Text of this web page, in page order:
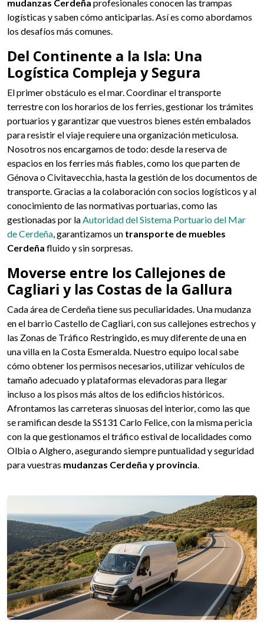
mudanzas Cerdeña profesionales conocen las trampas
logísticas y saben cómo anticiparlas. Así es como abordamos
los desafíos más comunes.
Del Continente a la Isla: Una
Logística Compleja y Segura
El primer obstáculo es el mar. Coordinar el transporte
terrestre con los horarios de los ferries, gestionar los trámites
portuarios y garantizar que vuestros bienes estén embalados
para resistir el viaje requiere una organización meticulosa.
Nosotros nos encargamos de todo: desde la reserva de
espacios en los ferries más fiables, como los que parten de
Génova o Civitavecchia, hasta la gestión de los documentos de
transporte. Gracias a la colaboración con socios logísticos y al
conocimiento de las normativas portuarias, como las
gestionadas por laAutoridad del Sistema Portuario del Mar
de Cerdeña, garantizamos un transporte de muebles
Cerdeña fluido y sin sorpresas.
Moverse entre los Callejones de
Cagliari y las Costas de la Gallura
Cada área de Cerdeña tiene sus peculiaridades. Una mudanza
en el barrio Castello de Cagliari, con sus callejones estrechos y
las Zonas de Tráfico Restringido, es muy diferente de una en
una villa en la Costa Esmeralda. Nuestro equipo local sabe
cómo obtener los permisos necesarios, utilizar vehículos de
tamaño adecuado y plataformas elevadoras para llegar
incluso a los pisos más altos de los edificios históricos.
Afrontamos las carreteras sinuosas del interior, como las que
se ramifican desde la SS131 Carlo Felice, con la misma pericia
con la que gestionamos el tráfico estival de localidades como
Olbia o Alghero, asegurando siempre puntualidad y seguridad
para vuestras mudanzas Cerdeña y provincia.